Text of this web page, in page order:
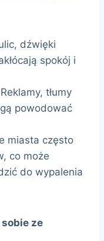
dźwięki
spokój i
tłumy
powodować
miasta często
co może
do wypalenia
ze